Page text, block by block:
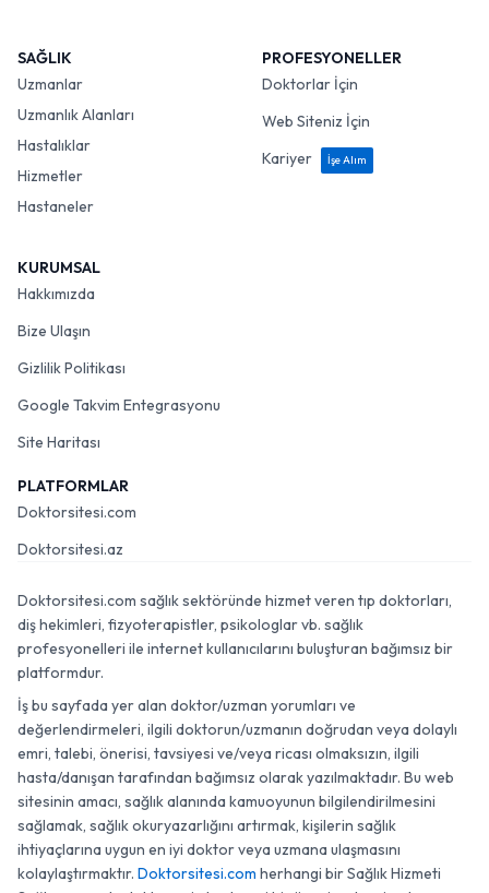
SAĞLIK
Uzmanlar
Uzmanlık Alanları
Hastalıklar
Hizmetler
Hastaneler
PROFESYONELLER
Doktorlar İçin
Web Siteniz İçin
Kariyer
İşe Alım
KURUMSAL
Hakkımızda
Bize Ulaşın
Gizlilik Politikası
Google Takvim Entegrasyonu
Site Haritası
PLATFORMLAR
Doktorsitesi.com
Doktorsitesi.az
Doktorsitesi.com sağlık sektöründe hizmet veren tıp doktorları,
diş hekimleri, fizyoterapistler, psikologlar vb. sağlık
profesyonelleri ile internet kullanıcılarını buluşturan bağımsız bir
platformdur.
İş bu sayfada yer alan doktor/uzman yorumları ve
değerlendirmeleri, ilgili doktorun/uzmanın doğrudan veya dolaylı
emri, talebi, önerisi, tavsiyesi ve/veya ricası olmaksızın, ilgili
hasta/danışan tarafından bağımsız olarak yazılmaktadır. Bu web
sitesinin amacı, sağlık alanında kamuoyunun bilgilendirilmesini
sağlamak, sağlık okuryazarlığını artırmak, kişilerin sağlık
ihtiyaçlarına uygun en iyi doktor veya uzmana ulaşmasını
kolaylaştırmaktır. Doktorsitesi.com herhangi bir Sağlık Hizmeti